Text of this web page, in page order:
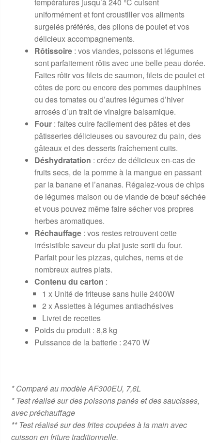
uniformément et font croustiller vos aliments
surgelés préférés, des pilons de poulet et vos
délicieux accompagnements.
Rôtissoire : vos viandes, poissons et légumes
sont parfaitement rôtis avec une belle peau dorée.
Faites rôtir vos filets de saumon, filets de poulet et
côtes de porc ou encore des pommes dauphines
ou des tomates ou d’autres légumes d’hiver
arrosés d’un trait de vinaigre balsamique.
Four : faites cuire facilement des pâtes et des
pâtisseries délicieuses ou savourez du pain, des
gâteaux et des desserts fraîchement cuits.
Déshydratation : créez de délicieux en-cas de
fruits secs, de la pomme à la mangue en passant
par la banane et l’ananas. Régalez-vous de chips
de légumes maison ou de viande de bœuf séchée
et vous pouvez même faire sécher vos propres
herbes aromatiques.
Réchauffage : vos restes retrouvent cette
irrésistible saveur du plat juste sorti du four.
Parfait pour les pizzas, quiches, nems et de
nombreux autres plats.
Contenu du carton :
1 x Unité de friteuse sans huile 2400W
2 x Assiettes à légumes antiadhésives
Livret de recettes
Poids du produit : 8,8 kg
Puissance de la batterie : 2470 W
* Comparé au modèle AF300EU, 7,6L
* Test réalisé sur des poissons panés et des saucisses,
avec préchauffage
** Test réalisé sur des frites coupées à la main avec
cuisson en friture traditionnelle.